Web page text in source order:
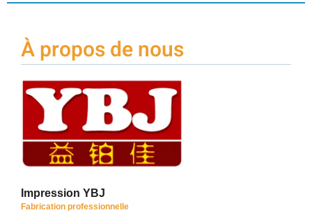
À propos de nous
Impression YBJ
Fabrication professionnelle